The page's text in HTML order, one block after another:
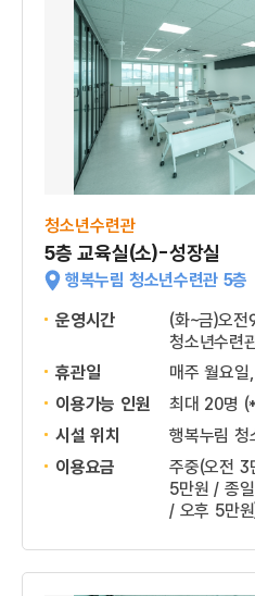
청소년수련관
5층 교육실(소)-성장실
행복누림 청소년수련관 5층
운영시간
(화~금)오
청소년수련
휴관일
매주 월요일
이용가능 인원
최대 20명
시설 위치
행복누림 청
이용요금
주중(오전
5만원 / 종
/ 오후 5만